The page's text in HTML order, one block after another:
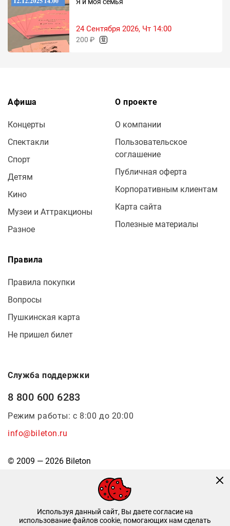
24 Сентября 2026, Чт 14:00
200 ₽
Афиша
Концерты
Спектакли
Спорт
Детям
Кино
Музеи и Аттракционы
Разное
О проекте
О компании
Пользовательское
соглашение
Публичная оферта
Корпоративным клиентам
Карта сайта
Полезные материалы
Правила
Правила покупки
Вопросы
Пушкинская карта
Не пришел билет
Служба поддержки
8 800 600 6283
Режим работы: с 8:00 до 20:00
info@bileton.ru
© 2009 — 2026 Bileton
Используя данный сайт, Вы даете согласие на
использование файлов cookie, помогающих нам сделать